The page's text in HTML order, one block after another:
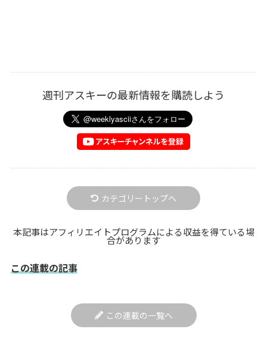
週刊アスキーの最新情報を購読しよう
カテゴリートップへ
本記事はアフィリエイトプログラムによる収益を得ている場
合があります
この連載の記事
この連載の一覧へ